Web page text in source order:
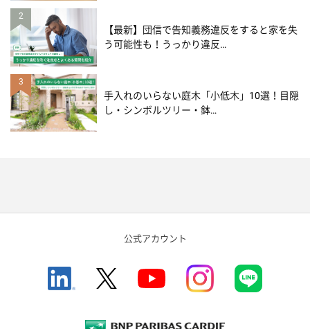
2
【最新】団信で告知義務違反をすると家を失
う可能性も！うっかり違反…
3
手入れのいらない庭木「小低木」10選！目隠
し・シンボルツリー・鉢…
公式アカウント